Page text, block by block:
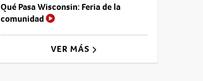
Qué Pasa Wisconsin: Feria de la
comunidad
VER MÁS